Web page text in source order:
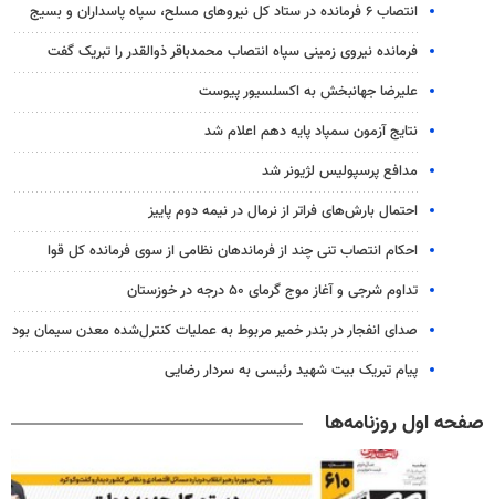
انتصاب ۶ فرمانده در ستاد کل نیروهای مسلح، سپاه پاسداران و بسیج
فرمانده نیروی زمینی سپاه انتصاب محمدباقر ذوالقدر را تبریک گفت
علیرضا جهانبخش به اکسلسیور پیوست
نتایج آزمون سمپاد پایه دهم اعلام شد
مدافع پرسپولیس لژیونر شد
احتمال بارش‌های فراتر از نرمال در نیمه دوم پاییز
احکام انتصاب تنی چند از فرماندهان نظامی از سوی فرمانده کل قوا
تداوم شرجی و آغاز موج گرمای ۵۰ درجه در خوزستان
صدای انفجار در بندر خمیر مربوط به عملیات کنترل‌شده معدن سیمان بود
پیام تبریک بیت شهید رئیسی به سردار رضایی
صفحه اول روزنامه‌ها